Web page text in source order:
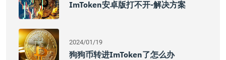
ImToken安卓版打不开-解决方案
2024/01/19
狗狗币转进imToken了怎么办